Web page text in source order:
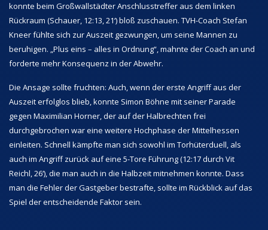
konnte beim Großwallstädter Anschlusstreffer aus dem linken
Rückraum (Schauer, 12:13, 21‘) bloß zuschauen. TVH-Coach Stefan
Kneer fühlte sich zur Auszeit gezwungen, um seine Mannen zu
beruhigen. „Plus eins – alles in Ordnung“, mahnte der Coach an und
forderte mehr Konsequenz in der Abwehr.
Die Ansage sollte fruchten: Auch, wenn der erste Angriff aus der
Auszeit erfolglos blieb, konnte Simon Böhne mit seiner Parade
gegen Maximilian Horner, der auf der Halbrechten frei
durchgebrochen war eine weitere Hochphase der Mittelhessen
einleiten. Schnell kämpfte man sich sowohl im Torhüterduell, als
auch im Angriff zurück auf eine 5-Tore Führung (12:17 durch Vit
Reichl, 26‘), die man auch in die Halbzeit mitnehmen konnte. Dass
man die Fehler der Gastgeber bestrafte, sollte im Rückblick auf das
Spiel der entscheidende Faktor sein.